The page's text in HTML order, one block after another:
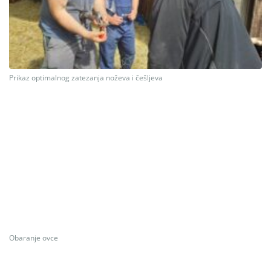
Prikaz optimalnog zatezanja noževa i češljeva
Obaranje ovce